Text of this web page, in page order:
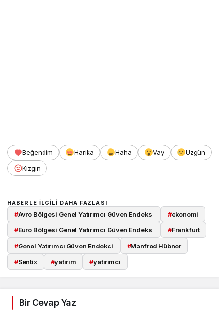
Beğendim Harika Haha Vay
Üzgün
Kızgın
HABERLE ILGILI DAHA FAZLASI
#Avro Bölgesi Genel Yatırımcı Güven Endeksi #ekonomi
#Euro Bölgesi Genel Yatırımcı Güven Endeksi #Frankfurt
#Genel Yatırımcı Güven Endeksi #Manfred Hübner
#Sentix #yatırım #yatırımcı
Bir Cevap Yaz